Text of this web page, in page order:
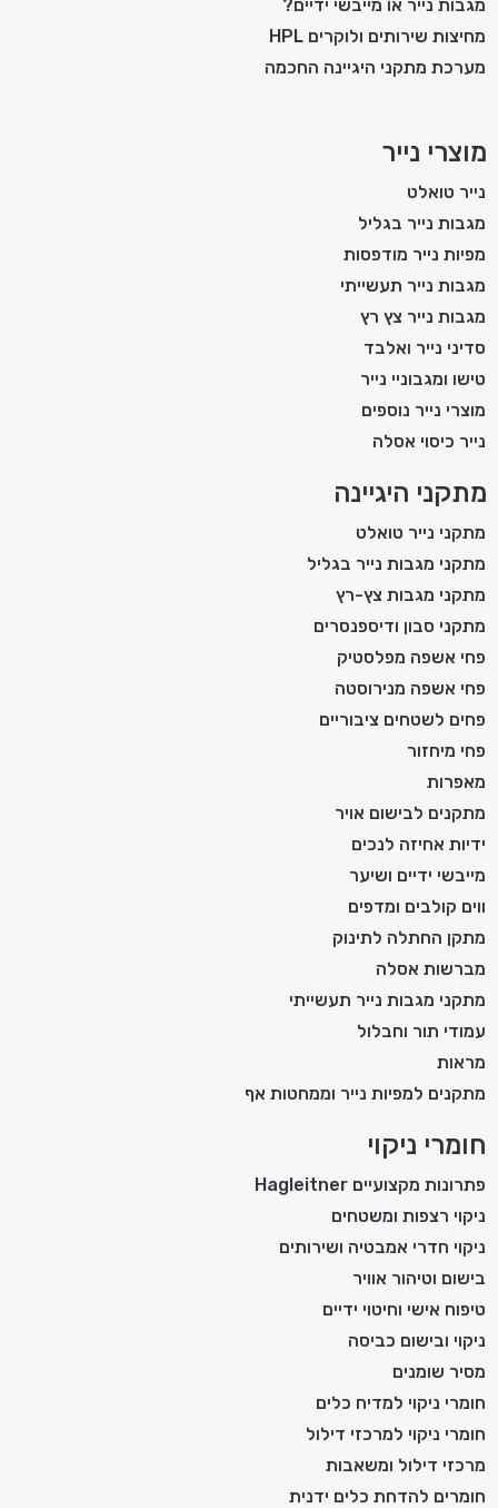
מגבות נייר או מייבשי ידיים?
מחיצות שירותים ולוקרים HPL
מערכת מתקני היגיינה החכמה
מוצרי נייר
נייר טואלט
מגבות נייר בגליל
מפיות נייר מודפסות
מגבות נייר תעשייתי
מגבות נייר צץ רץ
סדיני נייר ואלבד
טישו ומגבוניי נייר
מוצרי נייר נוספים
נייר כיסוי אסלה
מתקני היגיינה
מתקני נייר טואלט
מתקני מגבות נייר בגליל
מתקני מגבות צץ-רץ
מתקני סבון ודיספנסרים
פחי אשפה מפלסטיק
פחי אשפה מנירוסטה
פחים לשטחים ציבוריים
פחי מיחזור
מאפרות
מתקנים לבישום אויר
ידיות אחיזה לנכים
מייבשי ידיים ושיער
ווים קולבים ומדפים
מתקן החתלה לתינוק
מברשות אסלה
מתקני מגבות נייר תעשייתי
עמודי תור וחבלול
מראות
מתקנים למפיות נייר וממחטות אף
חומרי ניקוי
פתרונות מקצועיים Hagleitner
ניקוי רצפות ומשטחים
ניקוי חדרי אמבטיה ושירותים
בישום וטיהור אוויר
טיפוח אישי וחיטוי ידיים
ניקוי ובישום כביסה
מסיר שומנים
חומרי ניקוי למדיח כלים
חומרי ניקוי למרכזי דילול
מרכזי דילול ומשאבות
חומרים להדחת כלים ידנית